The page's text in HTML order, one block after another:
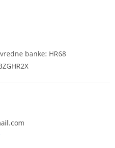
banke: HR68